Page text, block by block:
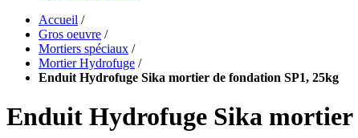
Accueil /
Gros oeuvre /
Mortiers spéciaux /
Mortier Hydrofuge /
Enduit Hydrofuge Sika mortier de fondation SP1, 25kg
Enduit Hydrofuge Sika mortier